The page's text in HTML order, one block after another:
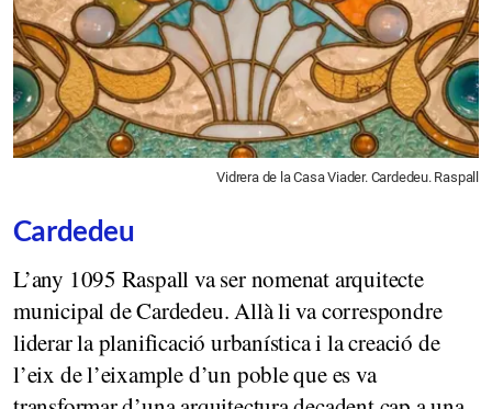
Vidrera de la Casa Viader. Cardedeu. Raspall
Cardedeu
L’any 1095 Raspall va ser nomenat arquitecte
municipal de Cardedeu. Allà li va correspondre
liderar la planificació urbanística i la creació de
l’eix de l’eixample d’un poble que es va